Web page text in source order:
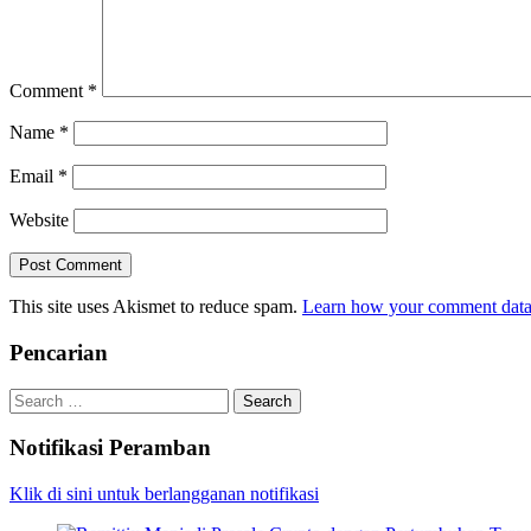
Comment *
Name *
Email *
Website
This site uses Akismet to reduce spam. Learn how your comment
Pencarian
Search
for:
Notifikasi Peramban
Klik di sini untuk berlangganan notifikasi